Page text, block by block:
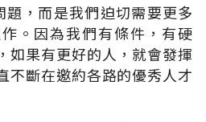
，而是我們迫切需要更多
。因為我們有條件，有硬
如果有更好的人，就會發揮
不斷在邀約各路的優秀人才